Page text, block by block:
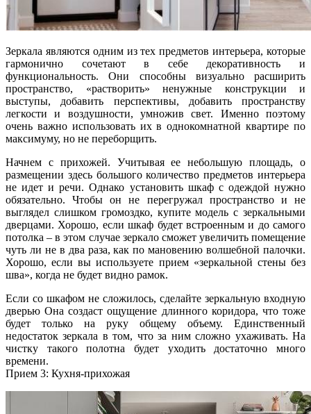
Зеркала являются одним из тех предметов интерьера, которые
гармонично сочетают в себе декоративность и
функциональность. Они способны визуально расширить
пространство, «растворить» ненужные конструкции и
выступы, добавить перспективы, добавить пространству
легкости и воздушности, умножив свет. Именно поэтому
очень важно использовать их в однокомнатной квартире по
максимуму, но не переборщить.
Начнем с прихожей. Учитывая ее небольшую площадь, о
размещении здесь большого количество предметов интерьера
не идет и речи. Однако установить шкаф с одеждой нужно
обязательно. Чтобы он не перегружал пространство и не
выглядел слишком громоздко, купите модель с зеркальными
дверцами. Хорошо, если шкаф будет встроенным и до самого
потолка – в этом случае зеркало сможет увеличить помещение
чуть ли не в два раза, как по мановению волшебной палочки.
Хорошо, если вы используете прием «зеркальной стены без
шва», когда не будет видно рамок.
Если со шкафом не сложилось, сделайте зеркальную входную
дверью Она создаст ощущение длинного коридора, что тоже
будет только на руку общему объему. Единственный
недостаток зеркала в том, что за ним сложно ухаживать. На
чистку такого полотна будет уходить достаточно много
времени.
Прием 3: Кухня-прихожая